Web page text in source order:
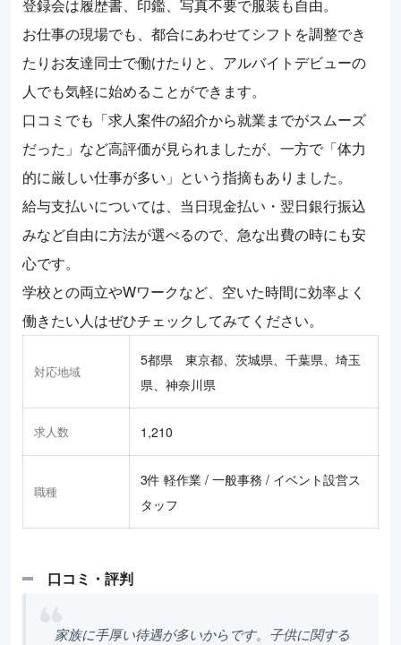
登録会は履歴書、印鑑、写真不要で服装も自由。
お仕事の現場でも、都合にあわせてシフトを調整でき
たりお友達同士で働けたりと、アルバイトデビューの
人でも気軽に始めることができます。
口コミでも「求人案件の紹介から就業までがスムーズ
だった」など高評価が見られましたが、一方で「体力
的に厳しい仕事が多い」という指摘もありました。
給与支払いについては、当日現金払い・翌日銀行振込
みなど自由に方法が選べるので、急な出費の時にも安
心です。
学校との両立やWワークなど、空いた時間に効率よく
働きたい人はぜひチェックしてみてください。
対応地域
5都県 東京都、茨城県、千葉県、埼玉
県、神奈川県
求人数 1,210
職種
3件 軽作業 / 一般事務 / イベント設営ス
タッフ
口コミ・評判
家族に手厚い待遇が多いからです。子供に関する